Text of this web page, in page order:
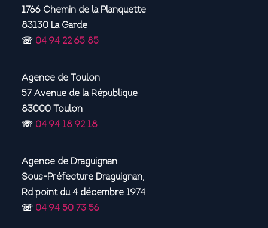
1766 Chemin de la Planquette
83130 La Garde
☏ 04 94 22 65 85
Agence de Toulon
57 Avenue de la République
83000 Toulon
☏ 04 94 18 92 18
Agence de Draguignan
Sous-Préfecture Draguignan,
Rd point du 4 décembre 1974
☏ 04 94 50 73 56